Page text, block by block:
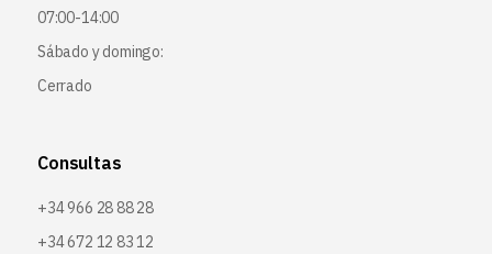
07:00-14:00
Sábado y domingo:
Cerrado
Consultas
+34 966 28 88 28
+34 672 12 83 12